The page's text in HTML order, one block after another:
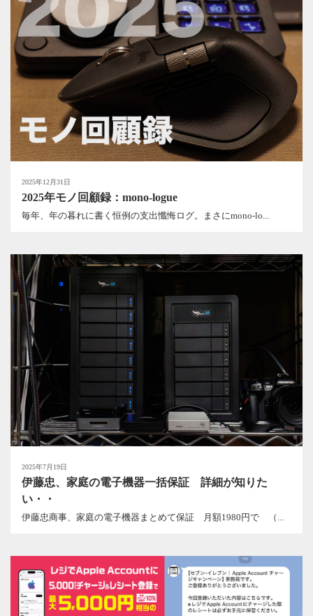
2025年12月31日
2025年モノ回顧録：mono-logue
毎年、年の暮れに書く恒例の支出懺悔ログ。まさにmono-lo...
2025年7月19日
伊藤忠、家庭の電子機器一括保証 詳細が知りた
い・・
伊藤忠商事、家庭の電子機器まとめて保証 月額1980円で （...